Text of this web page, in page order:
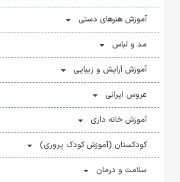
آموزش هنرهای دستی
مد و لباس
آموزش آرایش و زیبایی
عروس ایرانی
آموزش خانه ‌داری
کودکستان (آموزش کودک پروری)
سلامت و درمان